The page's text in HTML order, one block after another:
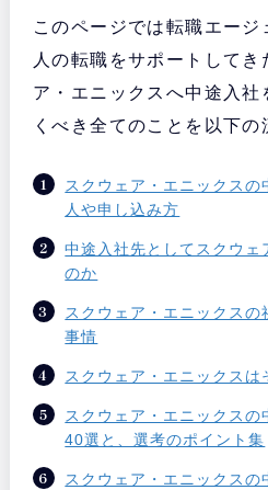
このページでは転職エー
人の転職をサポートしてき
ア・エニックスへ中途入社
くべき全てのことを以下の
スクウェア・エニックス
人や申し込み方
中途入社先としてスクウェ
のか
スクウェア・エニックス
事情
スクウェア・エニックスは
スクウェア・エニックスの
40選と、選考のポイント集
スクウェア・エニックスの